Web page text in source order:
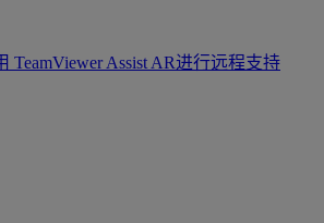
TeamViewer Assist AR进行远程支持